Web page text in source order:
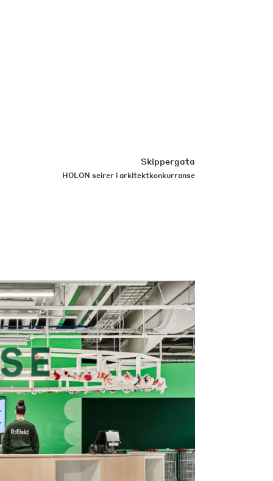
Skippergata
HOLON seirer i arkitektkonkurranse